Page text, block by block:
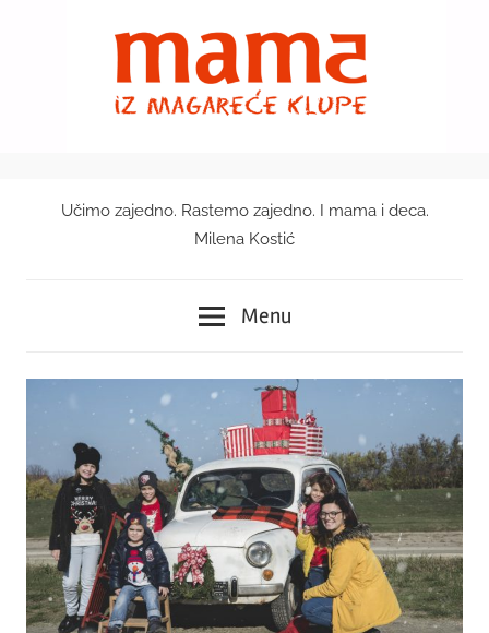
Mama
magareće
klupe
Učimo zajedno. Rastemo zajedno. I mama i deca.
Milena Kostić
Menu